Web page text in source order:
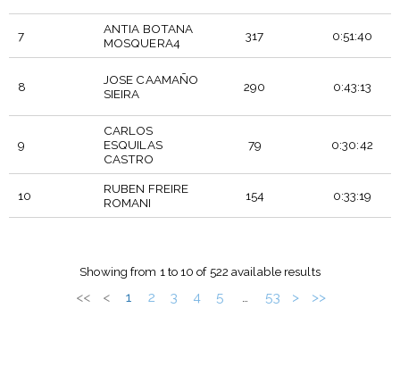
7
ANTIA BOTANA
MOSQUERA4
317 0:51:40
8
JOSE CAAMAÑO
SIEIRA
290 0:43:13
9
CARLOS
ESQUILAS
CASTRO
79 0:30:42
10
RUBEN FREIRE
ROMANI
154 0:33:19
Showing from 1 to 10 of 522 available results
<< < 1 2 3 4 5 … 53 > >>